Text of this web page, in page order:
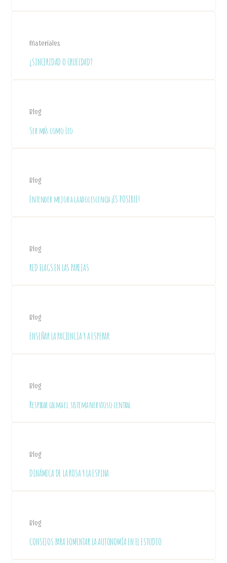
Materiales
¿SINCERIDAD O CRUELDAD?
Blog
Ser más como Leo
Blog
Entender mejor a la adolescencia ¡ES POSIBLE!
Blog
RED FLAGS EN LAS PAREJAS
Blog
ENSEÑAR LA PACIENCIA Y A ESPERAR
Blog
Respirar calma el sistema nervioso central
Blog
DINÁMICA DE LA ROSA Y LA ESPINA
Blog
CONSEJOS PARA FOMENTAR LA AUTONOMÍA EN EL ESTUDIO